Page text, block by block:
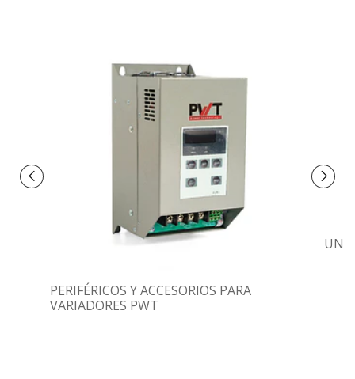
PERIFÉRICOS Y ACCESORIOS PARA
VARIADORES PWT